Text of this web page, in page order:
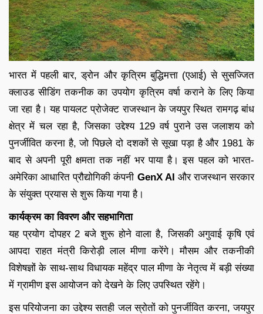
भारत में पहली बार, ड्रोन और कृत्रिम बुद्धिमत्ता (एआई) से सुसज्जित
क्लाउड सीडिंग तकनीक का उपयोग कृत्रिम वर्षा कराने के लिए किया
जा रहा है। यह पायलट प्रोजेक्ट राजस्थान के जयपुर स्थित रामगढ़ बांध
क्षेत्र में चल रहा है, जिसका उद्देश्य 129 वर्ष पुराने उस जलाशय को
पुनर्जीवित करना है, जो पिछले दो दशकों से सूखा पड़ा है और 1981 के
बाद से अपनी पूरी क्षमता तक नहीं भर पाया है। इस पहल को भारत-
अमेरिका आधारित प्रौद्योगिकी कंपनी GenX AI और राजस्थान सरकार
के संयुक्त प्रयास से शुरू किया गया है।
कार्यक्रम का विवरण और सहभागिता
यह प्रयोग दोपहर 2 बजे शुरू होने वाला है, जिसकी अगुवाई कृषि एवं
आपदा राहत मंत्री किरोड़ी लाल मीणा करेंगे। मौसम और तकनीकी
विशेषज्ञों के साथ-साथ विधायक महेंद्र पाल मीणा के नेतृत्व में बड़ी संख्या
में ग्रामीण इस आयोजन को देखने के लिए उपस्थित रहेंगे।
इस परियोजना का उद्देश्य सतही जल स्रोतों को पुनर्जीवित करना, जयपुर